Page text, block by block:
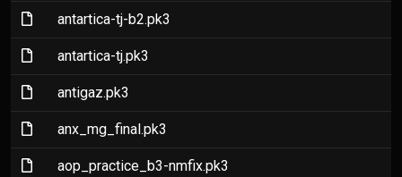
(File)antartica-tj-b2.pk3
(File)antartica-tj.pk3
(File)antigaz.pk3
(File)anx_mg_final.pk3
(File)aop_practice_b3-nmfix.pk3